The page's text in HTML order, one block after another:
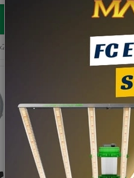
Bitki Yetiştirme Kabin Seti Hid